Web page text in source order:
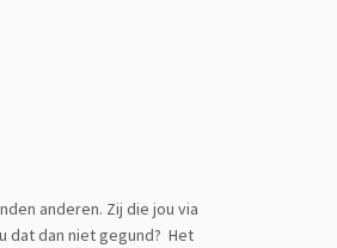
anderen. Zij die jou via
dat dan niet gegund? Het